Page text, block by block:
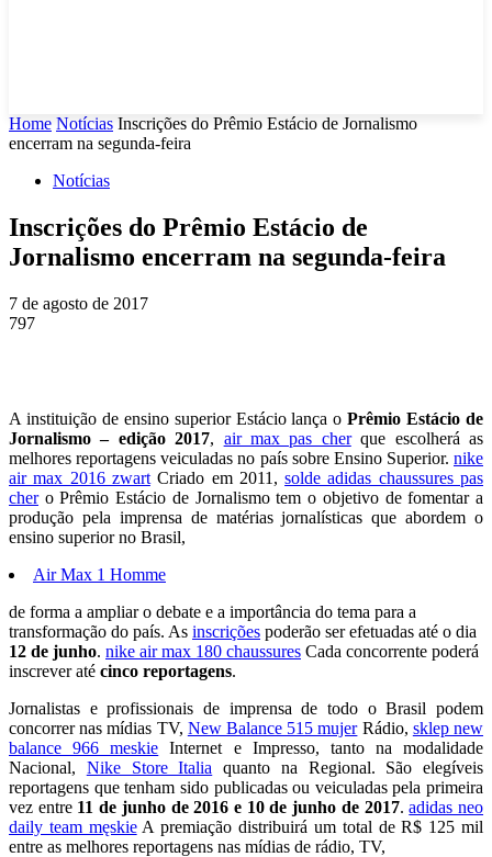
Home Notícias Inscrições do Prêmio Estácio de Jornalismo
encerram na segunda-feira
Notícias
Inscrições do Prêmio Estácio de
Jornalismo encerram na segunda-feira
7 de agosto de 2017
797
A instituição de ensino superior Estácio lança oPrêmio Estácio de
Jornalismo – edição 2017, air max pas cherque escolherá as
melhores reportagens veiculadas no país sobre Ensino Superior. nike
air max 2016 zwartCriado em 2011,solde adidas chaussures pas
chero Prêmio Estácio de Jornalismo tem o objetivo de fomentar a
produção pela imprensa de matérias jornalísticas que abordem o
ensino superior no Brasil,
Air Max 1 Homme
de forma a ampliar o debate e a importância do tema para a
transformação do país. As inscrições poderão ser efetuadas até o dia
12 de junho. nike air max 180 chaussures Cada concorrente poderá
inscrever até cinco reportagens.
Jornalistas e profissionais de imprensa de todo o Brasil podem
concorrer nas mídias TV, New Balance 515 mujerRádio, sklep new
balance 966 meskie Internet e Impresso, tanto na modalidade
Nacional, Nike Store Italia quanto na Regional. São elegíveis
reportagens que tenham sido publicadas ou veiculadas pela primeira
vez entre 11 de junho de 2016 e 10 de junho de 2017.adidas neo
daily team męskieA premiação distribuirá um total de R$ 125 mil
entre as melhores reportagens nas mídias de rádio, TV,